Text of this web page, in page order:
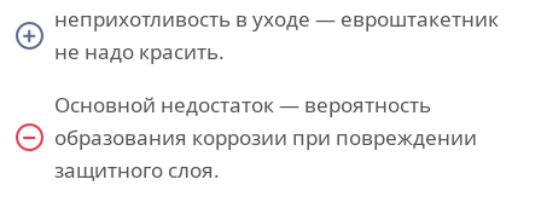
неприхотливость в уходе — евроштакетник
не надо красить.
Основной недостаток — вероятность
образования коррозии при повреждении
защитного слоя.